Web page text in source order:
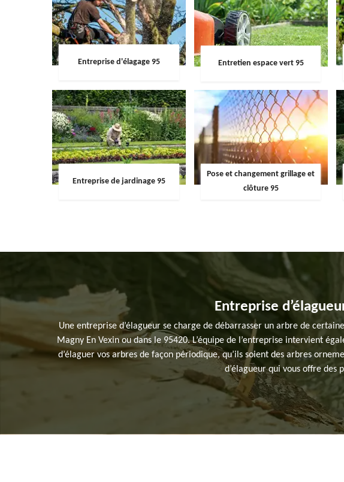
Entreprise d'élagage 95 Entretien espace vert 95
Entreprise de jardinage 95
Pose et changement grillage et
clôture 95
Entreprise
Une entreprise d’élagueur se charge de débarrasser un arbre de
Magny En Vexin ou dans le 95420. L’équipe de l’entreprise intervient
d’élaguer vos arbres de façon périodique, qu’ils soient des arbres
d’élagueur qui vous offre des